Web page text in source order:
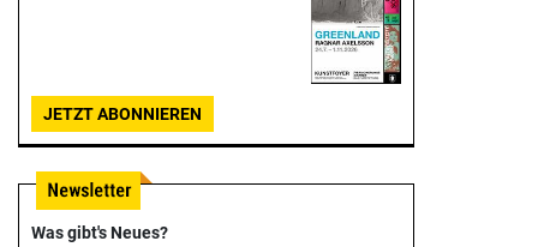
JETZT ABONNIEREN
Was gibt's Neues?